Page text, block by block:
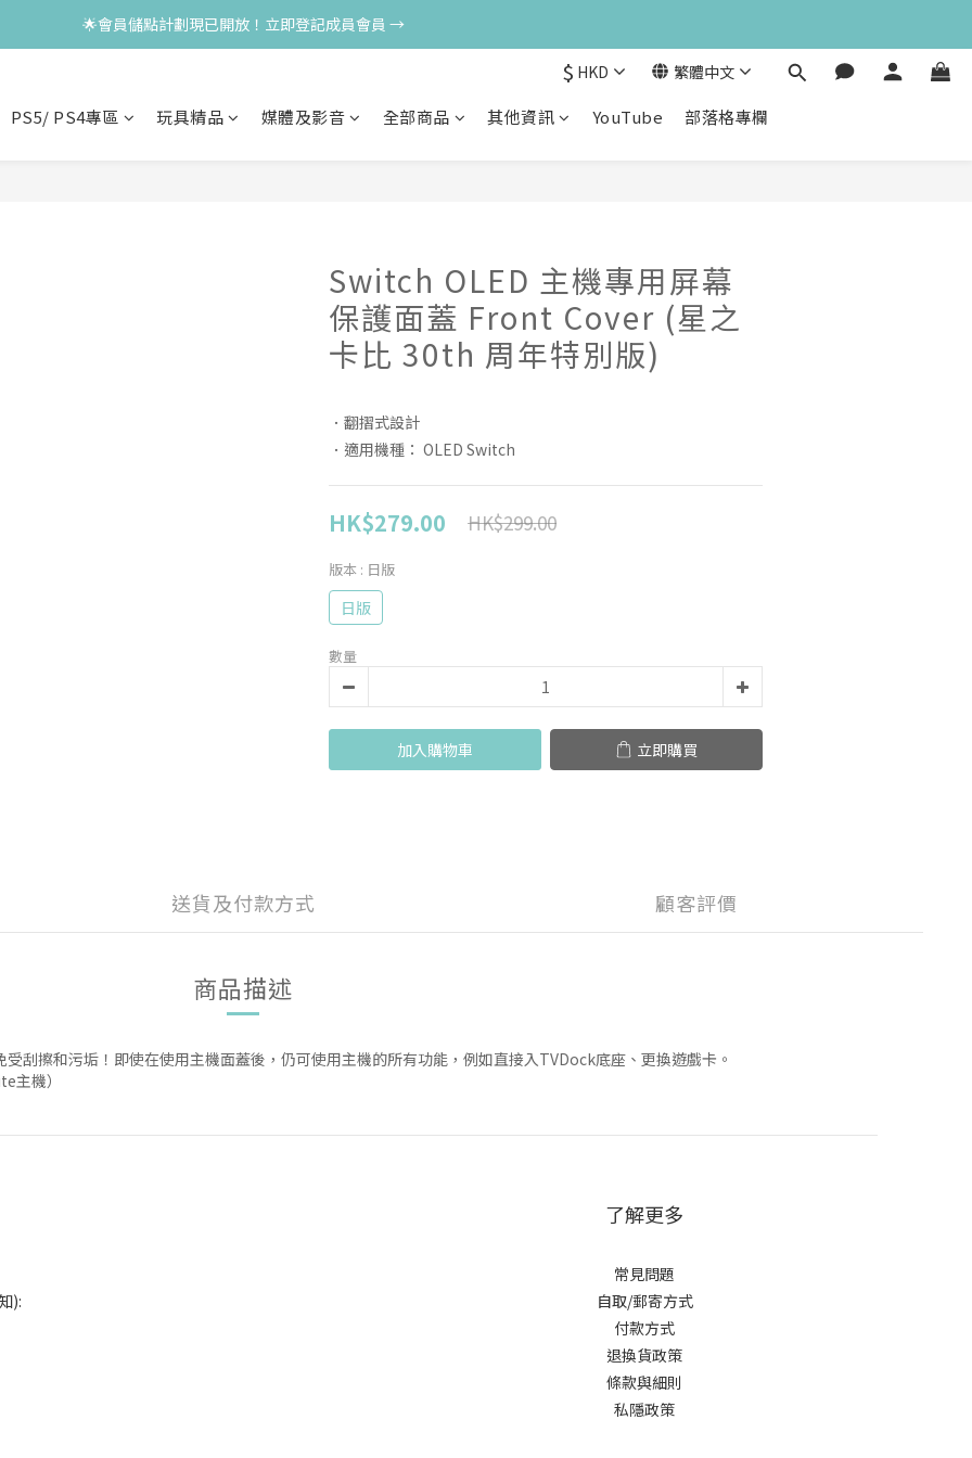
🌟會員儲點計劃現已開放！立即登記成員會員 →
$ HKD 繁體中文
PS5/ PS4專區 玩具精品 媒體及影音 全部商品 其他資訊 YouTube 部落格專欄
Switch OLED 主機專用屏幕
保護面蓋 Front Cover (星之
卡比 30th 周年特別版)
．翻摺式設計
．適用機種： OLED Switch
HK$279.00 HK$299.00
版本 : 日版
日版
數量
加入購物車 立即購買
送貨及付款方式 顧客評價
商品描述
刮擦和污垢！即使在使用主機面蓋後，仍可使用主機的所有功能，例如直接入TVDock底座、更換遊戲卡。
主機）
):
了解更多
常見問題
自取/郵寄方式
付款方式
退換貨政策
條款與細則
私隱政策